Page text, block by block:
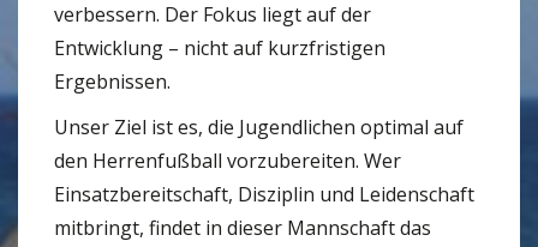
verbessern. Der Fokus liegt auf der
Entwicklung – nicht auf kurzfristigen
Ergebnissen.
Unser Ziel ist es, die Jugendlichen optimal auf
den Herrenfußball vorzubereiten. Wer
Einsatzbereitschaft, Disziplin und Leidenschaft
mitbringt, findet in dieser Mannschaft das